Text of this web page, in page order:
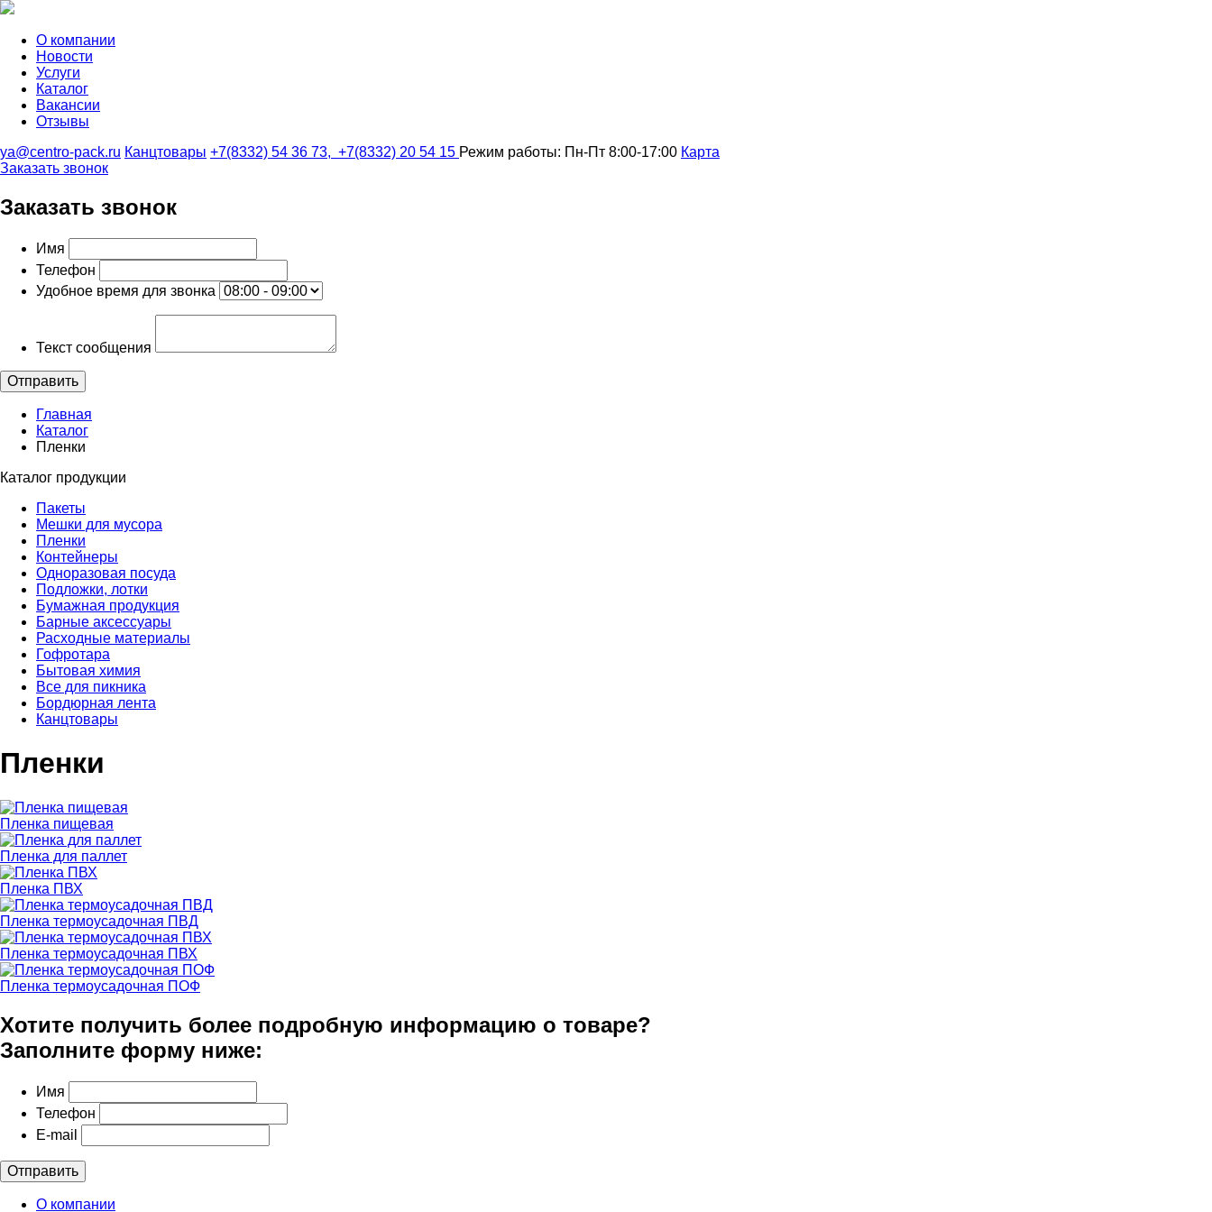
О компании
Новости
Услуги
Каталог
Вакансии
Отзывы
ya@centro-pack.ru Канцтовары +7(8332) 54 36 73, +7(8332) 20 54 15 Режим работы: Пн-Пт 8:00-17:00 Карта
Заказать звонок
Заказать звонок
Имя
Телефон
Удобное время для звонка
Текст сообщения
Отправить
Главная
Каталог
Пленки
Каталог продукции
Пакеты
Мешки для мусора
Пленки
Контейнеры
Одноразовая посуда
Подложки, лотки
Бумажная продукция
Барные аксессуары
Расходные материалы
Гофротара
Бытовая химия
Все для пикника
Бордюрная лента
Канцтовары
Пленки
Пленка пищевая
Пленка для паллет
Пленка ПВХ
Пленка термоусадочная ПВД
Пленка термоусадочная ПВХ
Пленка термоусадочная ПОФ
Хотите получить более подробную информацию о товаре?
Заполните форму ниже:
Имя
Телефон
E-mail
Отправить
О компании